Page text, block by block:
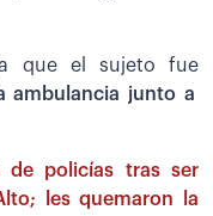
que el sujeto fue
ambulancia junto a
de policías tras ser
les quemaron la